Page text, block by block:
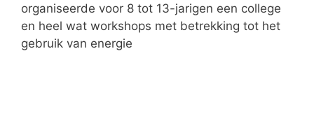
organiseerde voor 8 tot 13-jarigen een college
en heel wat workshops met betrekking tot het
gebruik van energie